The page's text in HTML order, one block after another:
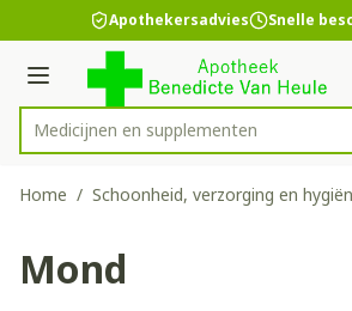
Ga naar de inhoud
1 van 1 Apothekersadvies Snelle
Menu
Product, merk, categorie...
Medicijn
Home / Schoonheid, verzorging en
Mond